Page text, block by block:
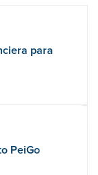
para
PeiGo